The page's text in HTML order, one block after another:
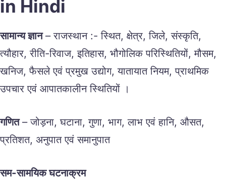
in Hindi
सामान्य ज्ञान– राजस्थान :- स्थित, क्षेत्र, जिले, संस्कृति,
त्यौहार, रीति-रिवाज, इतिहास, भौगोलिक परिस्थितियों, मौसम,
खनिज, फैसले एवं प्रमुख उद्योग, यातायात नियम, प्राथमिक
उपचार एवं आपातकालीन स्थितियों ।
गणित– जोड़ना, घटाना, गुणा, भाग, लाभ एवं हानि, औसत,
प्रतिशत, अनुपात एवं समानुपात
सम-सामयिक घटनाक्रम